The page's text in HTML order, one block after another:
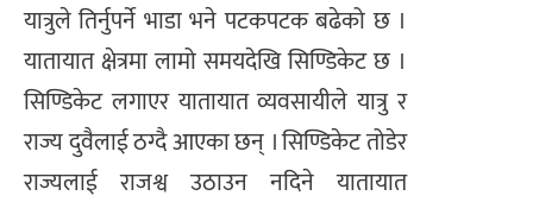
यात्रुले तिर्नुपर्ने भाडा भने पटकपटक बढेको छ ।
यातायात क्षेत्रमा लामो समयदेखि सिण्डिकेट छ ।
सिण्डिकेट लगाएर यातायात व्यवसायीले यात्रु र
राज्य दुवैलाई ठग्दै आएका छन् । सिण्डिकेट तोडेर
राज्यलाई राजश्व उठाउन नदिने यातायात